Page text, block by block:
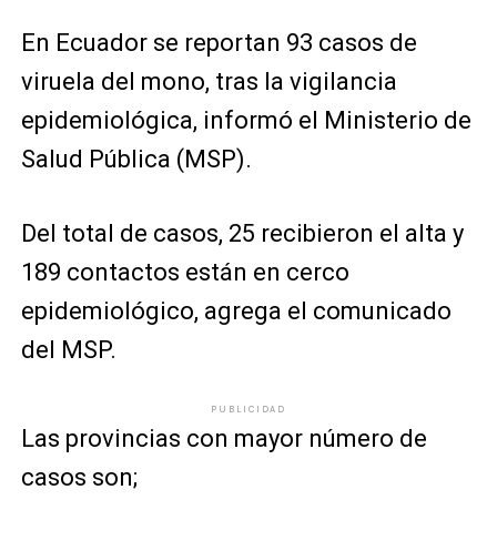
En Ecuador se reportan 93 casos de
viruela del mono, tras la vigilancia
epidemiológica, informó el Ministerio de
Salud Pública (MSP).
Del total de casos, 25 recibieron el alta y
189 contactos están en cerco
epidemiológico, agrega el comunicado
del MSP.
PUBLICIDAD
Las provincias con mayor número de
casos son;